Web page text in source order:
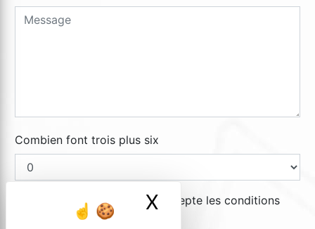
X Masquer le
Combien font trois plus six
En cochant cette case, j'accepte les conditions
particulières ci-dessous **